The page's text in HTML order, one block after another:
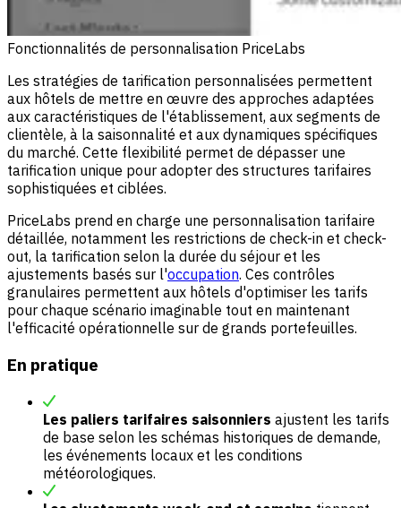
Fonctionnalités de personnalisation PriceLabs
Les stratégies de tarification personnalisées permettent
aux hôtels de mettre en œuvre des approches adaptées
aux caractéristiques de l'établissement, aux segments de
clientèle, à la saisonnalité et aux dynamiques spécifiques
du marché. Cette flexibilité permet de dépasser une
tarification unique pour adopter des structures tarifaires
sophistiquées et ciblées.
PriceLabs prend en charge une personnalisation tarifaire
détaillée, notamment les restrictions de check-in et check-
out, la tarification selon la durée du séjour et les
ajustements basés sur l'occupation. Ces contrôles
granulaires permettent aux hôtels d'optimiser les tarifs
pour chaque scénario imaginable tout en maintenant
l'efficacité opérationnelle sur de grands portefeuilles.
En pratique
Les paliers tarifaires saisonniers ajustent les tarifs
de base selon les schémas historiques de demande,
les événements locaux et les conditions
météorologiques.